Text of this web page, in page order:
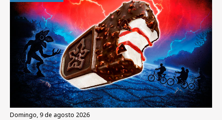
domingo, 9 de agosto 2026